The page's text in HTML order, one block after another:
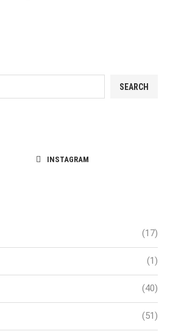
SEARCH
INSTAGRAM
(17)
(1)
(40)
(51)